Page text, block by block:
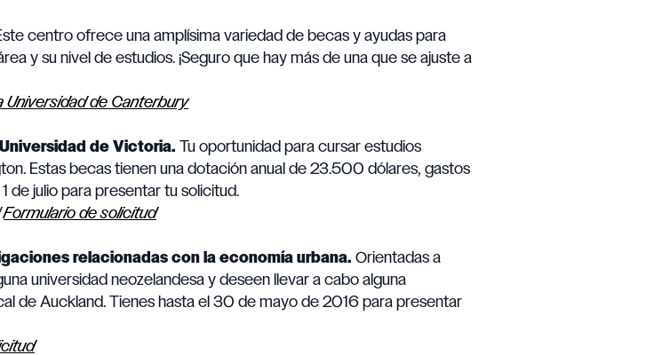
centro ofrece una amplísima variedad de becas y ayudas para
y su nivel de estudios. ¡Seguro que hay más de una que se ajuste a
Universidad de Canterbury
de Victoria. Tu oportunidad para cursar estudios
Estas becas tienen una dotación anual de 23.500 dólares, gastos
de julio para presentar tu solicitud.
Formulario de solicitud
relacionadas con la economía urbana. Orientadas a
universidad neozelandesa y deseen llevar a cabo alguna
de Auckland. Tienes hasta el 30 de mayo de 2016 para presentar